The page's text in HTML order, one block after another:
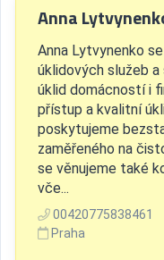
Anna
Anna Lytvynenko
úklidových služeb a
úklid domácností i
přístup a kvalitní
poskytujeme
zaměřeného na
se věnujeme také
vče...
00420775838461
Praha